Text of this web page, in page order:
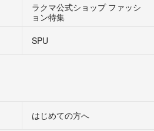
ラクマ公式ショップ ファッシ
ョン特集
SPU
はじめての方へ